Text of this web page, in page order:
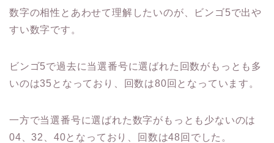
数字の相性とあわせて理解したいのが、ビンゴ5で出や
すい数字です。
ビンゴ5で過去に当選番号に選ばれた回数がもっとも多
いのは35となっており、回数は80回となっています。
一方で当選番号に選ばれた数字がもっとも少ないのは
04、32、40となっており、回数は48回でした。